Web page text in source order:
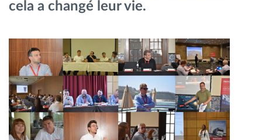
Planification et suivi d'itinéraire
Identification automatique du conducteur
Découvrez toutes les caractéristiques
Comment nous résolvons chaques besoins
cela a changé leur vie.